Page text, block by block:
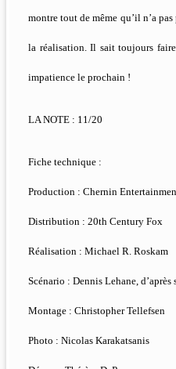
montre tout de même qu’il n’a
la réalisation. Il sait toujours
impatience le prochain !
LA NOTE : 11/20
Fiche technique :
Production : Chernin
Distribution : 20th Century Fox
Réalisation : Michael R. Roskam
Scénario : Dennis Lehane,
Montage : Christopher Tellefsen
Photo : Nicolas Karakatsanis